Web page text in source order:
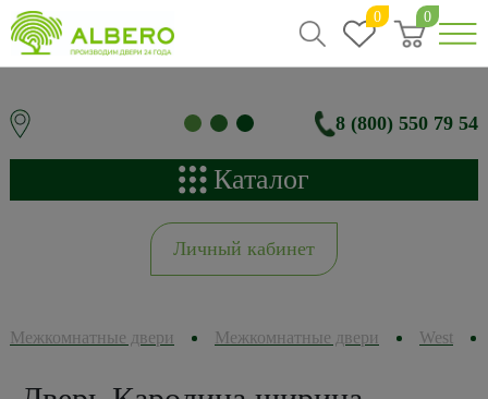
0 0
8 (800) 550 79 54
Каталог
Личный кабинет
Межкомнатные двери Межкомнатные двери West